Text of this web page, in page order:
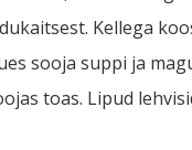
Kellega
sooja suppi ja
toas. Lipud